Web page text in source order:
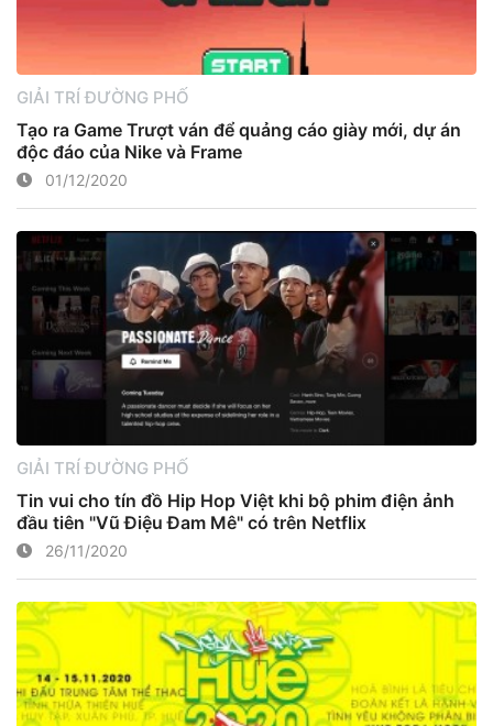
GIẢI TRÍ ĐƯỜNG PHỐ
Tạo ra Game Trượt ván để quảng cáo giày mới, dự án
độc đáo của Nike và Frame
01/12/2020
GIẢI TRÍ ĐƯỜNG PHỐ
Tin vui cho tín đồ Hip Hop Việt khi bộ phim điện ảnh
đầu tiên "Vũ Điệu Đam Mê" có trên Netflix
26/11/2020